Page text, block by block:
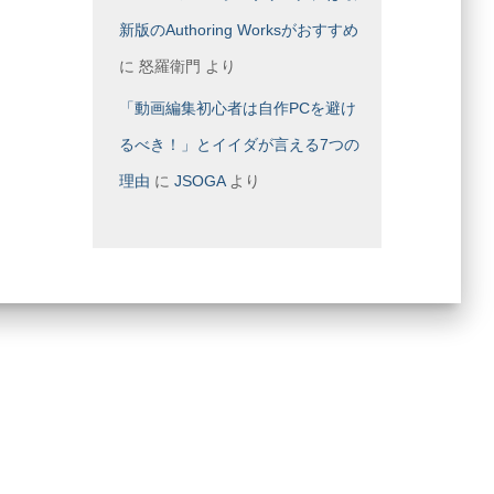
新版のAuthoring Worksがおすすめ
に 怒羅衛門 より
「動画編集初心者は自作PCを避け
るべき！」とイイダが言える7つの
理由 に JSOGAより